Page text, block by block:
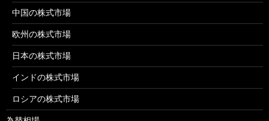
中国の株式市場
欧州の株式市場
日本の株式市場
インドの株式市場
ロシアの株式市場